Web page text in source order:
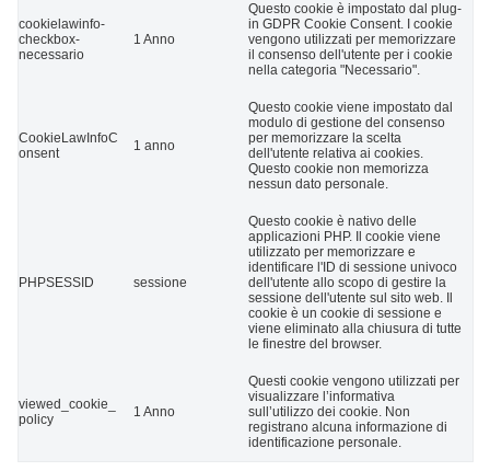
cookielawinfo-
checkbox-
necessario
1 Anno
Questo cookie è impostato dal plug-
in GDPR Cookie Consent. I cookie
vengono utilizzati per memorizzare
il consenso dell'utente per i cookie
nella categoria "Necessario".
CookieLawInfoC
onsent
1 anno
Questo cookie viene impostato dal
modulo di gestione del consenso
per memorizzare la scelta
dell'utente relativa ai cookies.
Questo cookie non memorizza
nessun dato personale.
PHPSESSID sessione
Questo cookie è nativo delle
applicazioni PHP. Il cookie viene
utilizzato per memorizzare e
identificare l'ID di sessione univoco
dell'utente allo scopo di gestire la
sessione dell'utente sul sito web. Il
cookie è un cookie di sessione e
viene eliminato alla chiusura di tutte
le finestre del browser.
viewed_cookie_
policy
1 Anno
Questi cookie vengono utilizzati per
visualizzare l’informativa
sull’utilizzo dei cookie. Non
registrano alcuna informazione di
identificazione personale.